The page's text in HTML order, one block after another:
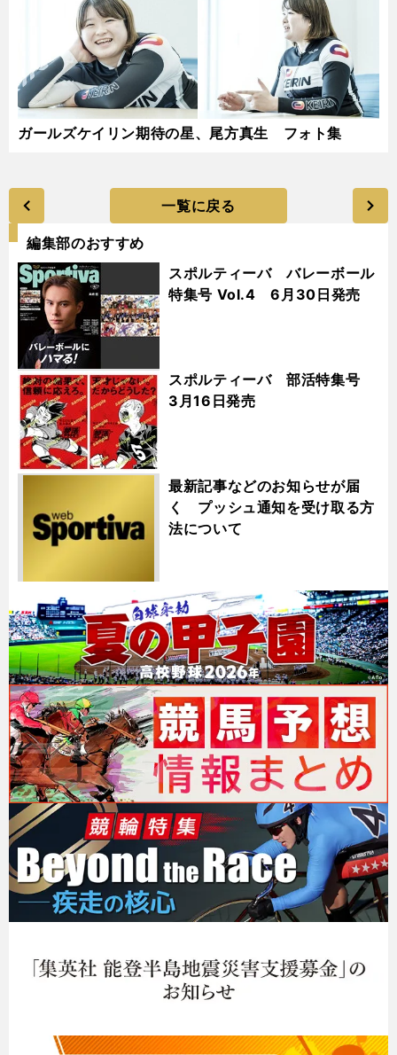
ガールズケイリン期待の星、尾方真生 フォト集
一覧に戻る
編集部のおすすめ
スポルティーバ バレーボール
特集号 Vol.4 6月30日発売
スポルティーバ 部活特集号
3月16日発売
最新記事などのお知らせが届
く プッシュ通知を受け取る方
法について